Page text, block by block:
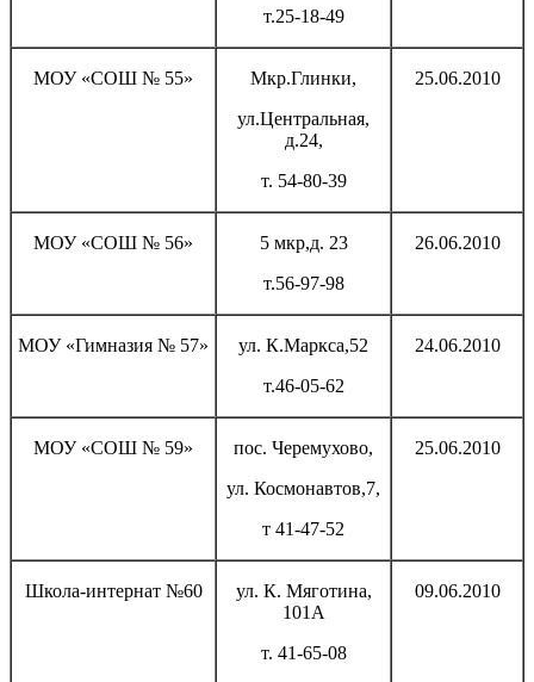
т.25-18-49
МОУ «СОШ № 55»
Мкр.Глинки,
ул.Центральная,
д.24,
т. 54-80-39
25.06.2010
МОУ «СОШ № 56»
5 мкр,д. 23
т.56-97-98
26.06.2010
МОУ «Гимназия № 57»
ул. К.Маркса,52
т.46-05-62
24.06.2010
МОУ «СОШ № 59»
пос. Черемухово,
ул. Космонавтов,7,
т 41-47-52
25.06.2010
Школа-интернат №60
ул. К. Мяготина,
101А
т. 41-65-08
09.06.2010